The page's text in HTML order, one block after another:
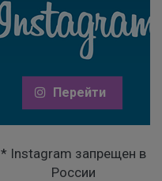
Перейти
* Instagram запрещен в
России